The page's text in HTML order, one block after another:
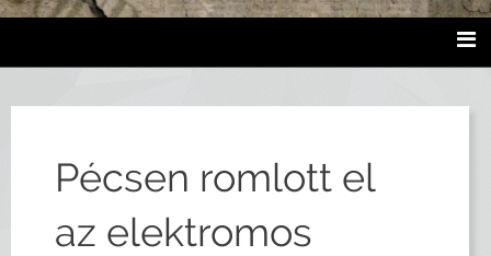
Pécsen romlott el
az elektromos